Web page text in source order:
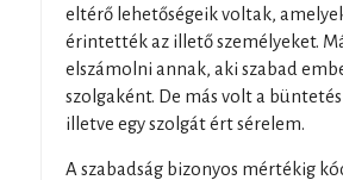
eltérő lehetőségeik voltak,
érintették az illető személyeket.
elszámolni annak, aki szabad
szolgaként. De más volt a
illetve egy szolgát ért sérelem.
A szabadság bizonyos mértékig